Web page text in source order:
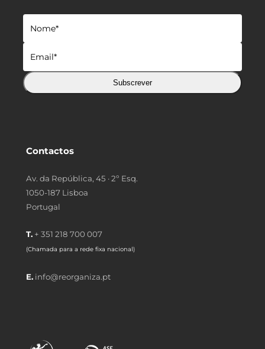
Subscrever
Contactos
Av. da República, 45 · 2º Esq.
1050-187 Lisboa
Portugal
T. + 351 218 700 007
(Chamada para a rede fixa nacional)
E. info@reorganiza.pt